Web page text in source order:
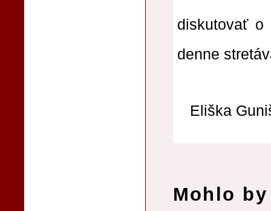
diskutovať
denne
Eliška
Mohlo